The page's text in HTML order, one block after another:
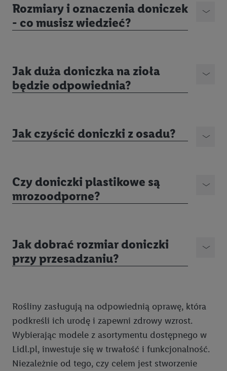
Rozmiary i oznaczenia doniczek
- co musisz wiedzieć?
Jak duża doniczka na zioła
będzie odpowiednia?
Jak czyścić doniczki z osadu?
Czy doniczki plastikowe są
mrozoodporne?
Jak dobrać rozmiar doniczki
przy przesadzaniu?
Rośliny zasługują na odpowiednią oprawę, która
podkreśli ich urodę i zapewni zdrowy wzrost.
Wybierając modele z asortymentu dostępnego w
Lidl.pl, inwestuje się w trwałość i funkcjonalność.
Niezależnie od tego, czy celem jest stworzenie